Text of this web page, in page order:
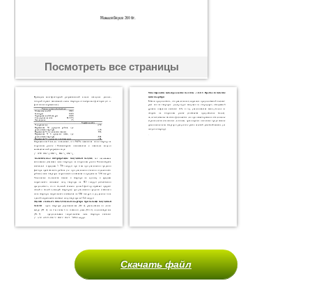
Посмотреть все страницы
Скачать файл